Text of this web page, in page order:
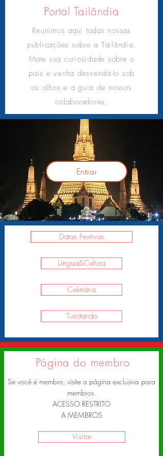
Portal Tailândia
Reunimos aqui todas nossas
publicações sobre a Tailândia.
Mate sua curiosidade sobre o
pais e venha desvendá-lo sob
os olhos e a guia de nossos
colaboradores.
Entrar
Datas Festivas
Língua&Cultura
Culinária
Turistando
Página do membro
Se você é membro, visite a página exclusiva para
membros.
ACESSO RESTRITO
A MEMBROS
Visitar